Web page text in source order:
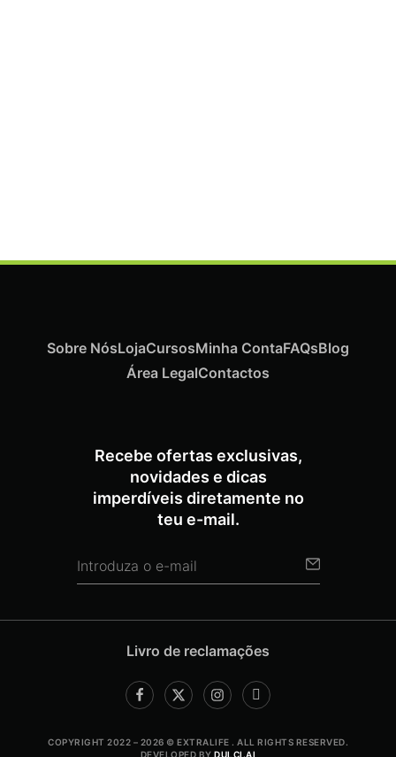
Recebe ofertas exclusivas,
novidades e dicas
imperdíveis diretamente no
teu e-mail.
Sobre NósLojaCursosMinha ContaFAQsBlog
Área LegalContactos
Livro de reclamações
COPYRIGHT 2022 – 2026 © EXTRALIFE . ALL RIGHTS RESERVED.
DEVELOPED BYDULCI.AI